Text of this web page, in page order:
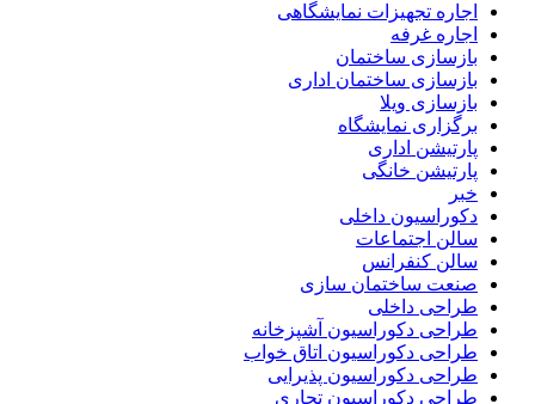
اجاره تجهیزات نمایشگاهی
اجاره غرفه
بازسازی ساختمان
بازسازی ساختمان اداری
بازسازی ویلا
برگزاری نمایشگاه
پارتیشن اداری
پارتیشن خانگی
خبر
دکوراسیون داخلی
سالن اجتماعات
سالن کنفرانس
صنعت ساختمان سازی
طراحی داخلی
طراحی دکوراسیون آشپزخانه
طراحی دکوراسیون اتاق خواب
طراحی دکوراسیون پذیرایی
طراحی دکوراسیون تجاری